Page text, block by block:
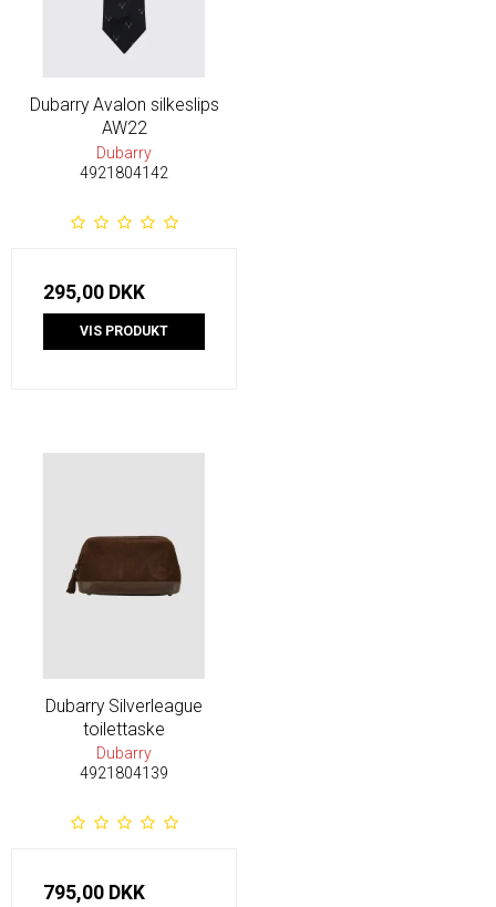
Dubarry Avalon silkeslips
AW22
Dubarry
4921804142
295,00 DKK
VIS PRODUKT
Dubarry Silverleague
toilettaske
Dubarry
4921804139
795,00 DKK